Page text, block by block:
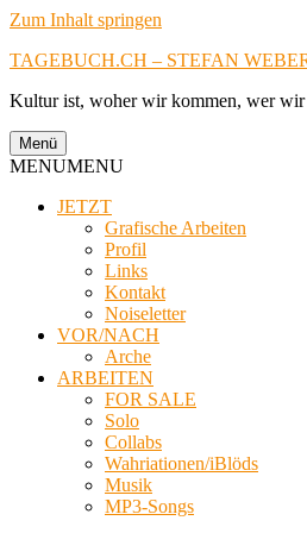
Zum Inhalt springen
TAGEBUCH.CH – STEFAN
Kultur ist, woher wir kommen, wer wir
Menü
MENUMENU
JETZT
Grafische Arbeiten
Profil
Links
Kontakt
Noiseletter
VOR/NACH
Arche
ARBEITEN
FOR SALE
Solo
Collabs
Wahriationen/iBlöds
Musik
MP3-Songs